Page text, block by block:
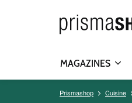
MAGAZINES
Prismashop Cuisine